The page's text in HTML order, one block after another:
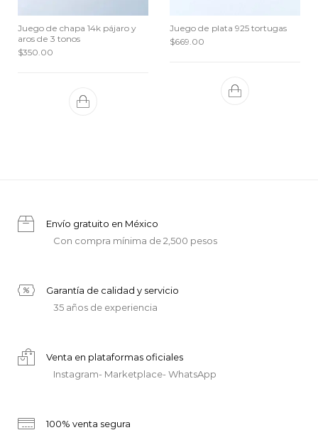
Juego de chapa 14k pájaro y
aros de 3 tonos
$350.00
Juego de plata 925 tortugas
$669.00
Envío gratuito en México
Con compra mínima de 2,500 pesos
Garantía de calidad y servicio
35 años de experiencia
Venta en plataformas oficiales
Instagram- Marketplace- WhatsApp
100% venta segura